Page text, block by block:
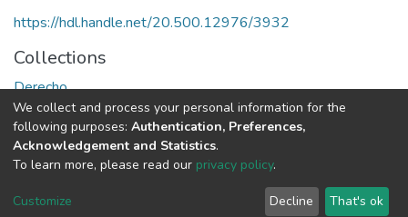
https://hdl.handle.net/20.500.12976/3932
Collections
Derecho
Full item page
DSpace software copyright © 2002-2026
Cookie
End User
Send
We collect and process your personal information for the
following purposes: Authentication, Preferences,
Acknowledgement and Statistics.
To learn more, please read our privacy policy.
Customize Decline That's ok